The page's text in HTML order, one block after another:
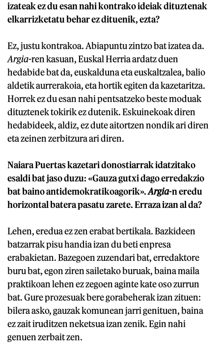
izateak ez du esan nahi kontrako ideiak dituztenak
elkarrizketatu behar ez dituenik, ezta?
Ez, justu kontrakoa. Abiapuntu zintzo bat izatea da.
Argia-ren kasuan, Euskal Herria ardatz duen
hedabide bat da, euskalduna eta euskaltzalea, balio
aldetik aurrerakoia, eta hortik egiten da kazetaritza.
Horrek ez du esan nahi pentsatzeko beste moduak
dituztenek tokirik ez dutenik. Eskuinekoak diren
hedabideek, aldiz, ez dute aitortzen nondik ari diren
eta zeinen zerbitzura ari diren.
Naiara Puertas kazetari donostiarrak idatzitako
esaldi bat jaso duzu: «Gauza gutxi dago erredakzio
bat baino antidemokratikoagorik».Argia-n eredu
horizontal batera pasatu zarete. Erraza izan al da?
Lehen, eredua ez zen erabat bertikala. Bazkideen
batzarrak pisu handia izan du beti enpresa
erabakietan. Bazegoen zuzendari bat, erredaktore
buru bat, egon ziren sailetako buruak, baina maila
praktikoan lehen ez zegoen aginte kate oso zurrun
bat. Gure prozesuak bere gorabeherak izan zituen:
bilera asko, gauzak komunean jarri genituen, baina
ez zait iruditzen neketsua izan zenik. Egin nahi
genuen zerbait zen.